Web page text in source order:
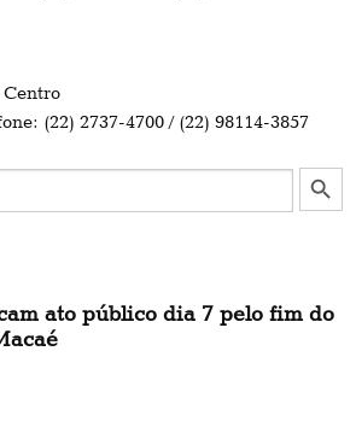
Centro
(22) 2737-4700 / (22) 98114-3857
Search Button
ato público dia 7 pelo fim do